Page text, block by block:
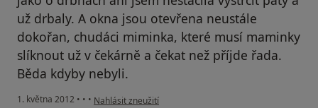
už drbaly. A okna jsou otevřena neustále
dokořan, chudáci miminka, které musí maminky
slíknout už v čekárně a čekat než příjde řada.
Běda kdyby nebyli.
1. května 2012 • • • podle názoru uživatele Jana
Nahlásit zneužití